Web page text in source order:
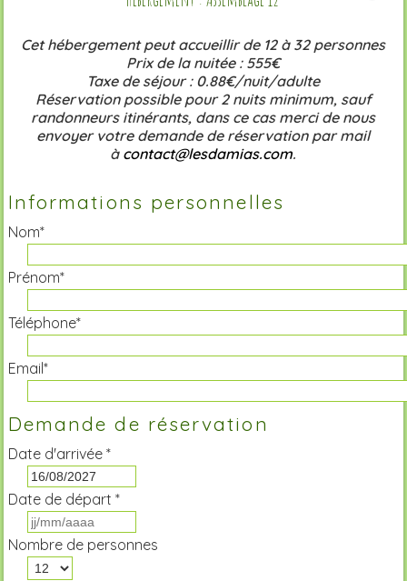
Cet hébergement peut accueillir de 12 à 32 personnes
Prix de la nuitée : 555€
Taxe de séjour : 0.88€/nuit/adulte
Réservation possible pour 2 nuits minimum, sauf
randonneurs itinérants, dans ce cas merci de nous
envoyer votre demande de réservation par mail
à contact@lesdamias.com.
Informations personnelles
Nom*
Prénom*
Téléphone*
Email*
Demande de réservation
Date d'arrivée *
Date de départ *
Nombre de personnes